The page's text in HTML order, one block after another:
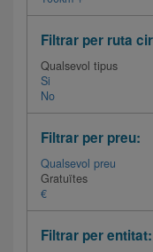
Filtrar per ruta
Qualsevol tipus
Si
No
Filtrar per preu:
Qualsevol preu
Gratuïtes
€
Filtrar per entitat: